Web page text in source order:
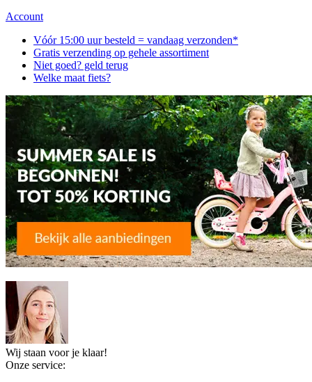
Account
Vóór 15:00 uur besteld = vandaag verzonden*
Gratis verzending op gehele assortiment
Niet goed? geld terug
Welke maat fiets?
Wij staan voor je klaar!
Onze service: